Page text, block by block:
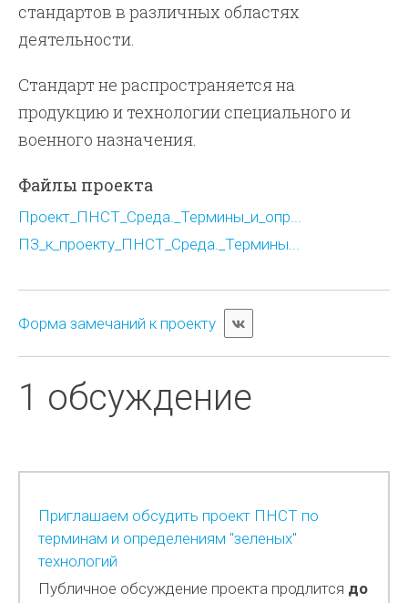
стандартов в различных областях
деятельности.
Стандарт не распространяется на
продукцию и технологии специального и
военного назначения.
Файлы проекта
Проект_ПНСТ_Среда._Термины_и_опр...
ПЗ_к_проекту_ПНСТ_Среда._Термины...
Форма замечаний к проекту
1 обсуждение
Приглашаем обсудить проект ПНСТ по
терминам и определениям "зеленых"
технологий
Публичное обсуждение проекта продлится до